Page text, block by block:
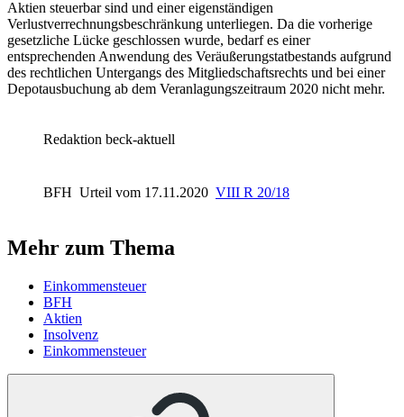
Aktien steuerbar sind und einer eigenständigen
Verlustverrechnungsbeschränkung unterliegen. Da die vorherige
gesetzliche Lücke geschlossen wurde, bedarf es einer
entsprechenden Anwendung des Veräußerungstatbestands aufgrund
des rechtlichen Untergangs des Mitgliedschaftsrechts und bei einer
Depotausbuchung ab dem Veranlagungszeitraum 2020 nicht mehr.
Redaktion beck-aktuell
BFH Urteil vom 17.11.2020 VIII R 20/18
Mehr zum Thema
Einkommensteuer
BFH
Aktien
Insolvenz
Einkommensteuer